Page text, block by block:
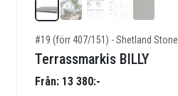
#19 (förr 407/151) - Shetland Stone
Terrassmarkis BILLY
Från: 13 380:-